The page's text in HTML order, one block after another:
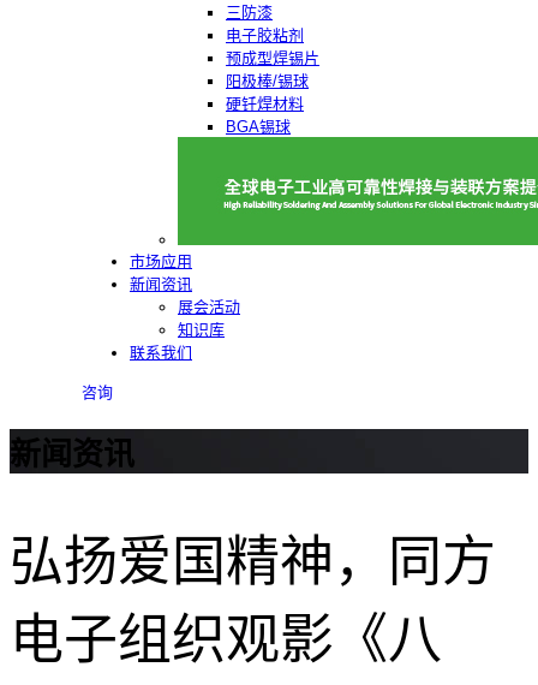
三防漆
电子胶粘剂
预成型焊锡片
阳极棒/锡球
硬钎焊材料
BGA锡球
市场应用
新闻资讯
展会活动
知识库
联系我们
咨询
新闻资讯
弘扬爱国精神，同方
电子组织观影《八